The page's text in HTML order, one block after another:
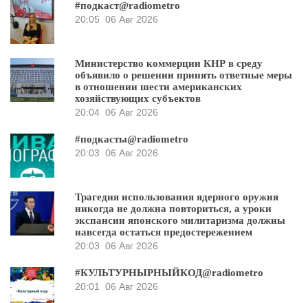
#подкаст@radiometro
20:05 06 Авг 2026
Министерство коммерции КНР в среду
объявило о решении принять ответные меры
в отношении шести американских
хозяйствующих субъектов
20:04 06 Авг 2026
#подкасты@radiometro
20:03 06 Авг 2026
Трагедия использования ядерного оружия
никогда не должна повториться, а уроки
экспансии японского милитаризма должны
навсегда остаться предостережением
20:03 06 Авг 2026
#КУЛЬТУРНЫРНЫЙКОД@radiometro
20:01
06 Авг 2026